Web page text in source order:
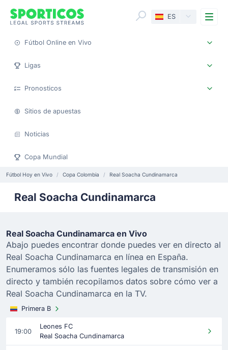
ES
Fútbol Online en Vivo
Ligas
Pronosticos
Sitios de apuestas
Noticias
Copa Mundial
Fútbol Hoy en Vivo Copa Colombia Real Soacha Cundinamarca
Real Soacha Cundinamarca
Real Soacha Cundinamarca en Vivo
Abajo puedes encontrar donde puedes ver en directo al
Real Soacha Cundinamarca en línea en España.
Enumeramos sólo las fuentes legales de transmisión en
directo y también recopilamos datos sobre cómo ver a
Real Soacha Cundinamarca en la TV.
Primera B
19:00
Leones FC
Real Soacha Cundinamarca